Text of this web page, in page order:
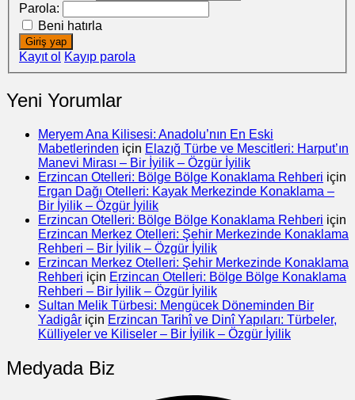
Parola:
Beni hatırla
Giriş yap
Kayıt ol Kayıp parola
Yeni Yorumlar
Meryem Ana Kilisesi: Anadolu’nın En Eski
Mabetlerinden için Elazığ Türbe ve Mescitleri: Harput’ın
Manevi Mirası – Bir İyilik – Özgür İyilik
Erzincan Otelleri: Bölge Bölge Konaklama Rehberi için
Ergan Dağı Otelleri: Kayak Merkezinde Konaklama –
Bir İyilik – Özgür İyilik
Erzincan Otelleri: Bölge Bölge Konaklama Rehberi için
Erzincan Merkez Otelleri: Şehir Merkezinde Konaklama
Rehberi – Bir İyilik – Özgür İyilik
Erzincan Merkez Otelleri: Şehir Merkezinde Konaklama
Rehberi için Erzincan Otelleri: Bölge Bölge Konaklama
Rehberi – Bir İyilik – Özgür İyilik
Sultan Melik Türbesi: Mengücek Döneminden Bir
Yadigâr için Erzincan Tarihî ve Dinî Yapıları: Türbeler,
Külliyeler ve Kiliseler – Bir İyilik – Özgür İyilik
Medyada Biz